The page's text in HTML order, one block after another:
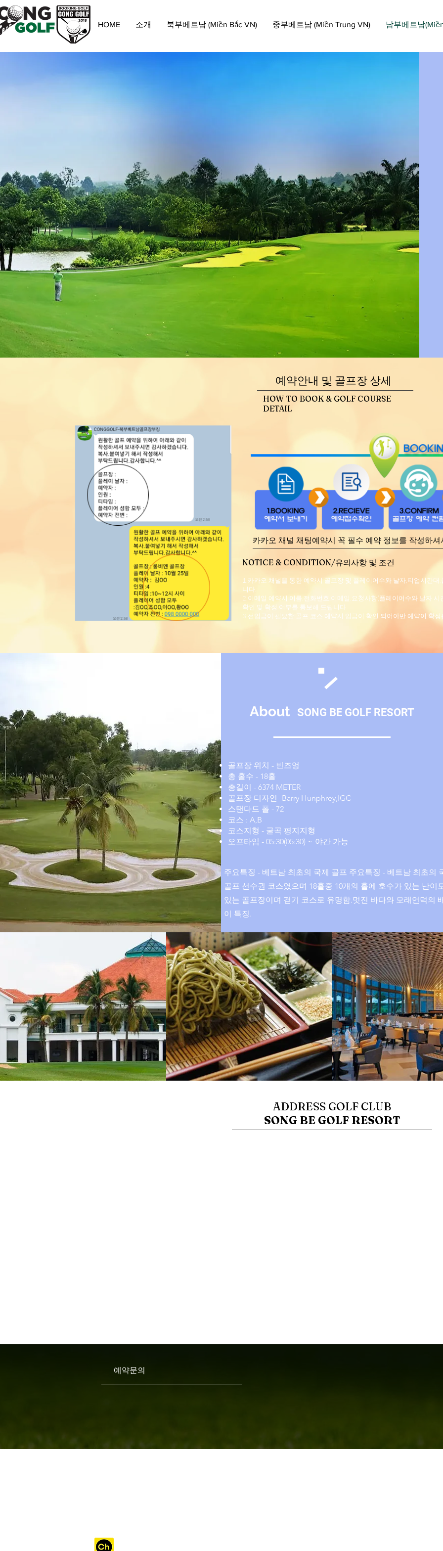
HOME 소개 북부베트남 (Miền Bắc VN) 중부베트남 (Miền Trung VN) 남부베트남
예약안내 및 골프장 상세
HOW TO BOOK & GOLF COURSE
DETAIL
카카오 채널 채팅예약시 꼭 필수 예약 정보를 작성하
NOTICE & CONDITION/유의사항 및 조건
1.카카오 채널을 통한 예약시 골프장 및 플레이어수와 날자,티업시간
니다.
2.이메일 예약시 이름,전화번호,이메일,요청사항(플레이어수와 날자
확인 및 확정 여부를 통보해 드립니다.
3.선입금이 필요한 골프 코스 예약시 입금이 확인 되어야만 예약이 확정
골프장 위치 - 빈즈엉
총 홀수 - 18홀
총길이 - 6374 METER
골프장 디자인 -Barry Hunphrey,IGC
스탠다드 폴 - 72
코스 : A,B
코스지형 - 굴곡 평지지형
​오프타임 - 05:30(05:30) ~ 야간 가능
주요특징 - 베트남 최초의 국제 골프 ​주요특징 - 베트남 최초의
골프 선수권 코스였으며 18홀중 10개의 홀에 호수가 있는 난이
있는 골프장이며 걷기 코스로 유명함.멋진 바다와 모래언덕의
이 특징.
About SONG BE GOLF RESORT
ADDRESS GOLF CLUB
SONG BE GOLF RESORT
​예약문의